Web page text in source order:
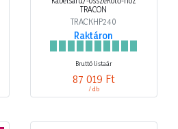
TRACON
TRACKHP240
Raktáron
Bruttó listaár
87 019 Ft
/ db